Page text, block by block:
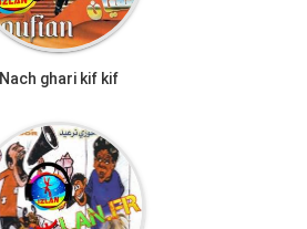
Nach ghari kif kif